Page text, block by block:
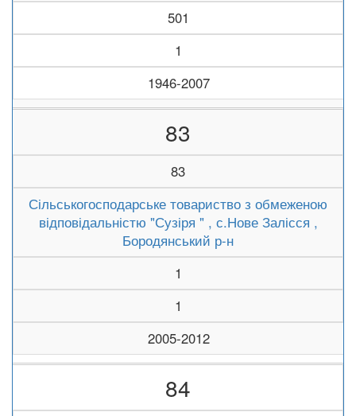
501
1
1946-2007
83
83
Сільськогосподарське товариство з обмеженою
відповідальністю "Сузіря " , с.Нове Залісся ,
Бородянський р-н
1
1
2005-2012
84